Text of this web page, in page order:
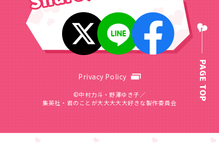
Privacy Policy
©中村力斗・野澤ゆき子／
集英社・君のことが大大大大大好きな製作委員会
PAGE TOP